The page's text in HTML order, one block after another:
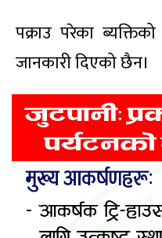
पक्राउ परेका
जानकारी दिएको छैन।